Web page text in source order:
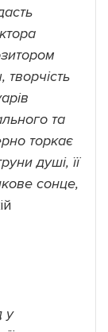
та
торкає
душі, її
сонце,
у